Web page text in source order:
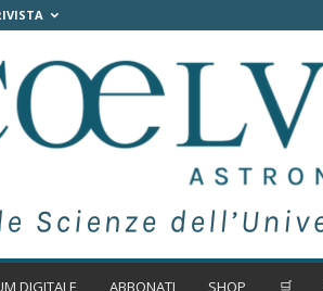
DIGITALE ABBONATI SHOP 🛒